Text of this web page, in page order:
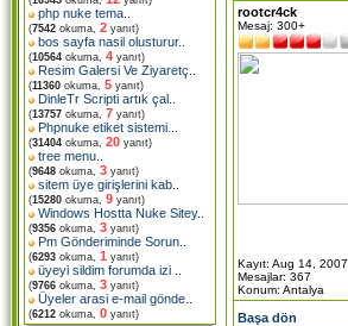
php nuke tema
(7542 okuma, 2 yanıt)
bos sayfa nasil olusturur..
(10564 okuma, 4 yanıt)
Resim Galersi Ve Ziyaretç
(11360 okuma, 5 yanıt)
DinleTr Scripti artık çal
(13757 okuma, 7 yanıt)
Phpnuke etiket sistemi.
(31404 okuma, 20 yanıt)
tree menu
(9648 okuma, 3 yanıt)
sitem üye girişlerini kab
(15280 okuma, 9 yanıt)
Windows Hostta Nuke Sitey..
(9356 okuma, 3 yanıt)
Pm Gönderiminde Sorun
(6293 okuma, 1 yanıt)
üyeyi sildim forumda izi
(9766 okuma, 3 yanıt)
Üyeler arasi e-mail gönde
(6212 okuma, 0 yanıt)
rootcr4ck
Mesaj: 300+
Kayıt: Aug 14, 2007
Mesajlar: 367
Konum: Antalya
Başa dön